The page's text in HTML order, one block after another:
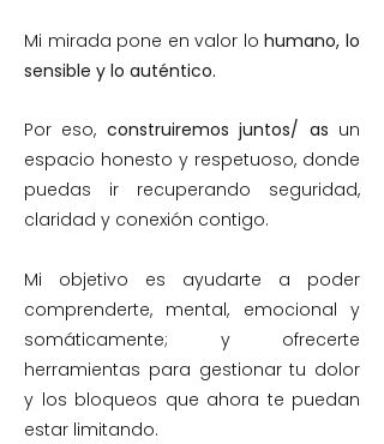
Mi mirada pone en valor lohumano, lo
sensible y lo auténtico.
Por eso, construiremos juntos/ as un
espacio honesto y respetuoso, donde
puedas ir recuperando seguridad,
claridad y conexión contigo.
Mi objetivo es ayudarte a poder
comprenderte, mental, emocional y
somáticamente; y ofrecerte
herramientas para gestionar tu dolor
y los bloqueos que ahora te puedan
estar limitando.